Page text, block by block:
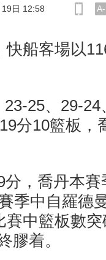
日 12:58 A-
船客場以
25、29-24
分10籃板，
，喬丹本賽
季中自羅德
中籃板數
膠着。